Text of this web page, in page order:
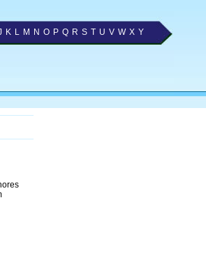
K L M N O P Q R S T U V W X Y